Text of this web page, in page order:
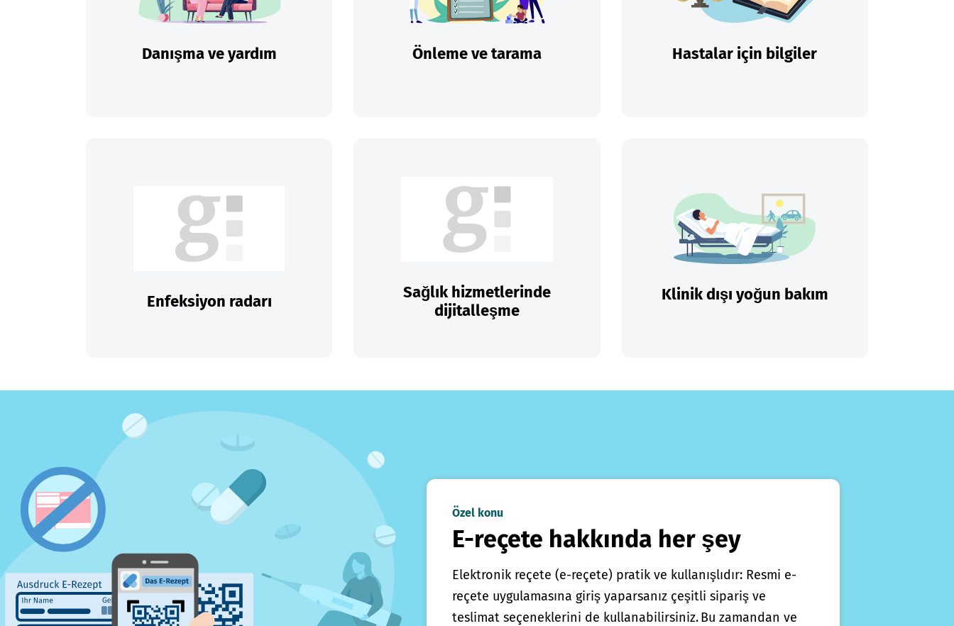
Danışma ve yardım Önleme ve tarama Hastalar için bilgiler
Enfeksiyon radarı
Sağlık hizmetlerinde
dijitalleşme
Klinik dışı yoğun bakım
Özel konu
E-reçete hakkında her şey
Elektronik reçete (e-reçete) pratik ve kullanışlıdır: Resmi e-
reçete uygulamasına giriş yaparsanız çeşitli sipariş ve
teslimat seçeneklerini de kullanabilirsiniz. Bu zamandan ve